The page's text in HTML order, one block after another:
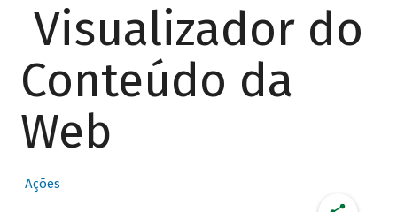
Visualizador do
Conteúdo da
Web
Ações